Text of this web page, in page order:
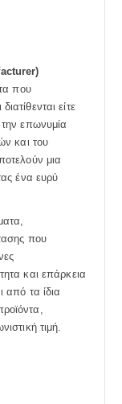
που
είτε
επωνυμία
και του
μια
ένα ευρύ
που
και επάρκεια
από τα ίδια
τιμή.